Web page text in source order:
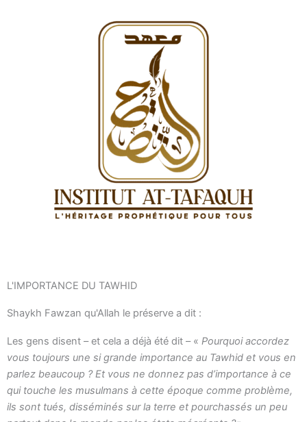
L'IMPORTANCE DU TAWHID
Shaykh Fawzan qu'Allah le préserve a dit :
Les gens disent – et cela a déjà été dit – « Pourquoi accordez
vous toujours une si grande importance au Tawhid et vous en
parlez beaucoup ? Et vous ne donnez pas d’importance à ce
qui touche les musulmans à cette époque comme problème,
ils sont tués, disséminés sur la terre et pourchassés un peu